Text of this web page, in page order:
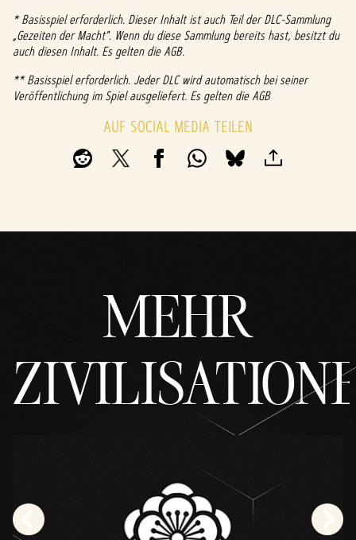
* Basisspiel erforderlich. Dieser Inhalt ist auch Teil der DLC-Sammlung
„Gezeiten der Macht". Wenn du diese Sammlung bereits hast, besitzt du
auch diesen Inhalt. Es gelten die AGB.
** Basisspiel erforderlich. Jeder DLC wird automatisch bei seiner
Veröffentlichung im Spiel ausgeliefert. Es gelten die AGB
AUF SOCIAL MEDIA TEILEN
MEHR